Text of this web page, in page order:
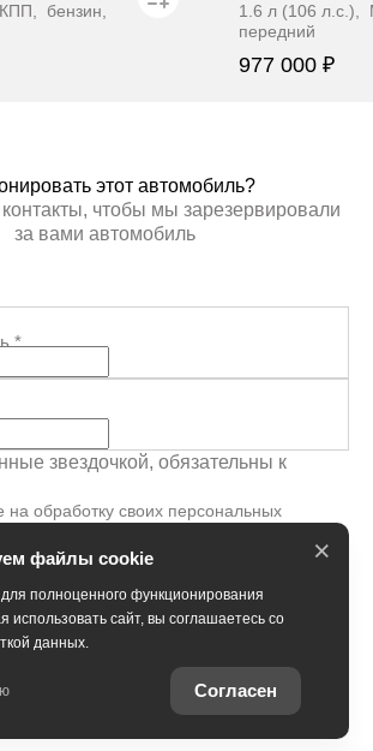
бензин,
1.6 л (106
передний
977 000 ₽
этот автомобиль?
чтобы мы зарезервировали
за вами автомобиль
*
звездочкой, обязательны к
на обработку своих персональных
данных
рассылки
Подтвердить бронь
файлы cookie
полноценного функционирования
использовать сайт, вы соглашаетесь со
данных.
Согласен
×